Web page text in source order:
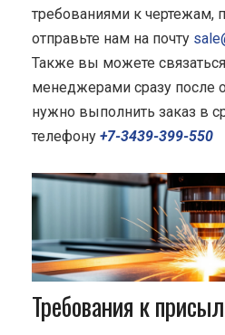
требованиями к чертежам,
отправьте нам на почту
Также вы можете
менеджерами сразу после
нужно выполнить заказ в
телефону +7-3439-399-550
Требования к